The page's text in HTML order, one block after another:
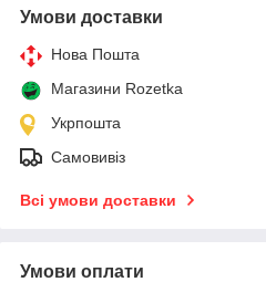
Умови доставки
Нова Пошта
Магазини Rozetka
Укрпошта
Самовивіз
Всі умови доставки
Умови оплати